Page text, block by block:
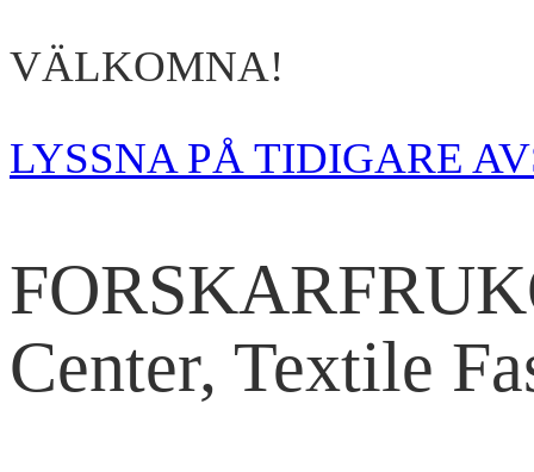
VÄLKOMNA!
LYSSNA PÅ TIDIGARE
Center, Textile